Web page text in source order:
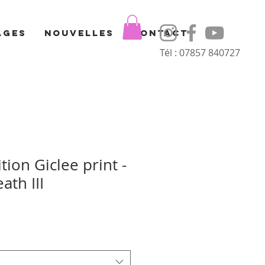
Nouvelles Contact
Tél : 07857 840727
Giclee print -
III